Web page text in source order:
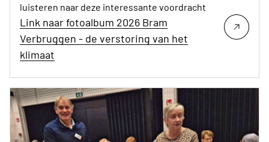
luisteren naar deze interessante voordracht
Link naar fotoalbum 2026 Bram
Verbruggen - de verstoring van het
klimaat